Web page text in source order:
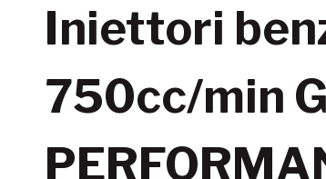
Iniettori
750cc/min